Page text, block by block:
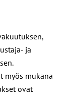
ja
myös mukana
ovat